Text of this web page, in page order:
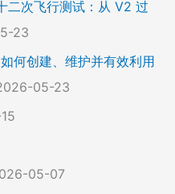
二次飞行测试：从 V2 过
23
何创建、维护并有效利用
05-23
05-07